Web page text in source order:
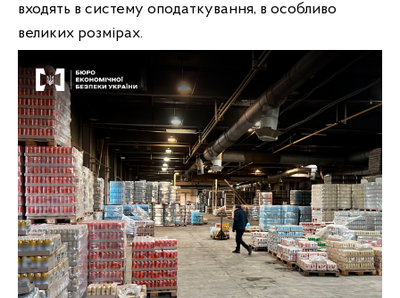
входять в систему оподаткування, в особливо
великих розмірах.